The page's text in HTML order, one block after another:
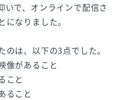
いで、オンラインで配信さ
なりました。
は、以下の3点でした。
像があること
こと
ること